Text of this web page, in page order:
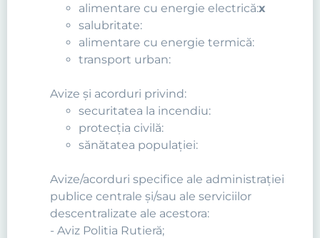
alimentare cu energie electrică:x
salubritate:
alimentare cu energie termică:
transport urban:
Avize şi acorduri privind:
securitatea la incendiu:
protecţia civilă:
sănătatea populaţiei:
Avize/acorduri specifice ale administraţiei
publice centrale şi/sau ale serviciilor
descentralizate ale acestora:
- Aviz Politia Rutieră;